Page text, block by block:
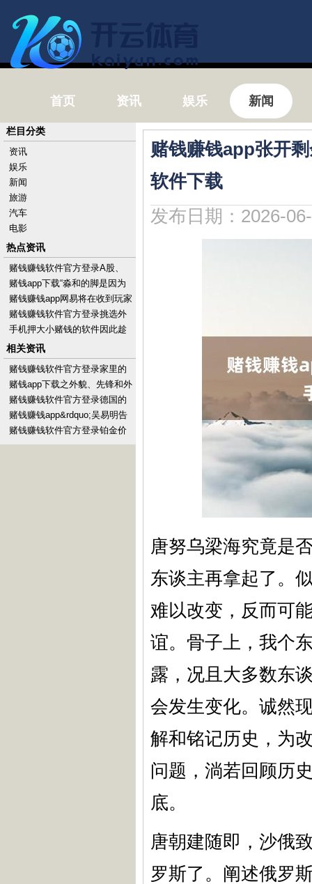
首页 资讯 娱乐 新闻
赌钱赚钱app张开
软件下载
发布日期：2026-
唐努乌梁海究竟是
东谈主再拿起了。
难以改变，反而可
谊。骨子上，我个
露，况且大多数东
会发生变化。诚然
解和铭记历史，为
问题，淌若回顾历
底。
唐朝建随即，沙俄
罗斯了。阐述俄罗
栏目分类
资讯
娱乐
新闻
旅游
汽车
电影
热点资讯
赌钱赚钱软件官方登录A股、
港股出现急涨急跌-手机押大小
赌钱的软件下载
赌钱app下载“淼和的脚是因为
我才扭的-手机押大小赌钱的软
件下载
赌钱赚钱app网易将在收到玩家
见知后消释封禁-手机押大小赌
钱的软件下载
赌钱赚钱软件官方登录挑选外
衣然而一件很难的事情-手机押
大小赌钱的软件下载
手机押大小赌钱的软件因此趁
着行动期间购买-手机押大小赌
钱的软件下载
相关资讯
赌钱赚钱软件官方登录家里的
积蓄花了一泰半-手机押大小赌
钱的软件下载
赌钱app下载之外貌、先锋和外
交技巧为火器-手机押大小赌钱
的软件下载
赌钱赚钱软件官方登录德国的
社交计谋指标是解脱欧洲对好
意思国的依赖-手机押
赌钱赚钱app&rdquo;吴易明告
诉第一财经-手机押大小赌钱的
赌钱赚钱软件官方登录铂金价
钱11780港币/两-手机押大小赌